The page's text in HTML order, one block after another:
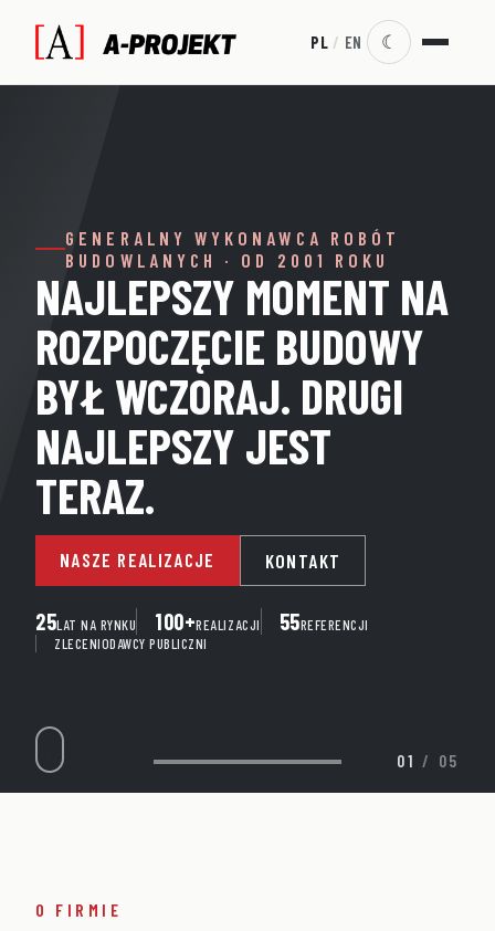
PL / EN ☾
GENERALNY WYKONAWCA ROBÓT
BUDOWLANYCH · OD 2001 ROKU
DBAŁOŚĆ
NASZE REALIZACJE
100+ 55 REFERENCJI
02 / 05
O FIRMIE